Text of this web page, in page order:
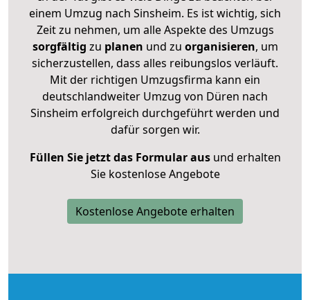
einem Umzug nach Sinsheim. Es ist wichtig, sich
Zeit zu nehmen, um alle Aspekte des Umzugs
sorgfältig zu planen und zu organisieren, um
sicherzustellen, dass alles reibungslos verläuft.
Mit der richtigen Umzugsfirma kann ein
deutschlandweiter Umzug von Düren nach
Sinsheim erfolgreich durchgeführt werden und
dafür sorgen wir.
Füllen Sie jetzt das Formular ausund erhalten
Sie kostenlose Angebote
Kostenlose Angebote erhalten